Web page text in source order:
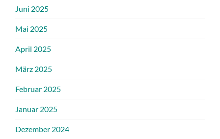
Juni 2025
Mai 2025
April 2025
März 2025
Februar 2025
Januar 2025
Dezember 2024